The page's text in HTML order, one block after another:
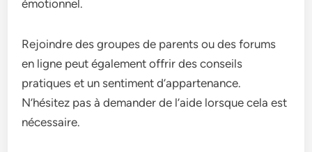
émotionnel.
Rejoindre des groupes de parents ou des forums
en ligne peut également offrir des conseils
pratiques et un sentiment d’appartenance.
N’hésitez pas à demander de l’aide lorsque cela est
nécessaire.